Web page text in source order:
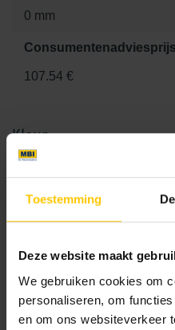
Toestemming
Deze website maakt
We gebruiken cookies om
personaliseren, om
en om ons websiteverkeer
0 mm
107.54 €
Kleur